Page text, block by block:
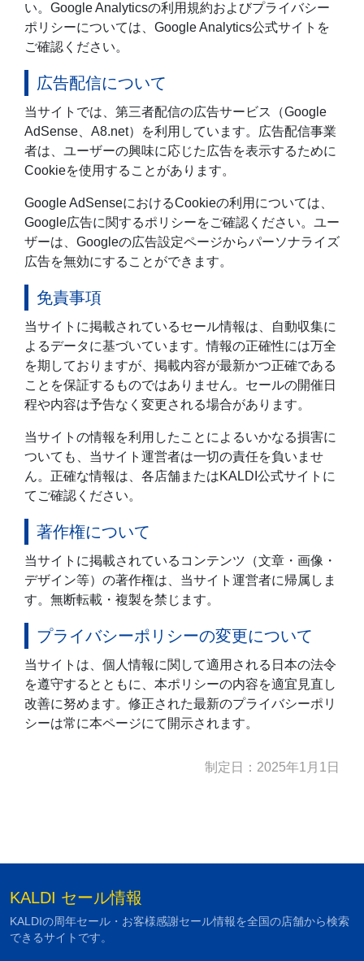
い。Google Analyticsの利用規約およびプライバシー
ポリシーについては、Google Analytics公式サイトを
ご確認ください。
広告配信について
当サイトでは、第三者配信の広告サービス（Google
AdSense、A8.net）を利用しています。広告配信事業
者は、ユーザーの興味に応じた広告を表示するために
Cookieを使用することがあります。
Google AdSenseにおけるCookieの利用については、
Google広告に関するポリシーをご確認ください。ユー
ザーは、Googleの広告設定ページからパーソナライズ
広告を無効にすることができます。
免責事項
当サイトに掲載されているセール情報は、自動収集に
よるデータに基づいています。情報の正確性には万全
を期しておりますが、掲載内容が最新かつ正確である
ことを保証するものではありません。セールの開催日
程や内容は予告なく変更される場合があります。
当サイトの情報を利用したことによるいかなる損害に
ついても、当サイト運営者は一切の責任を負いませ
ん。正確な情報は、各店舗またはKALDI公式サイトに
てご確認ください。
著作権について
当サイトに掲載されているコンテンツ（文章・画像・
デザイン等）の著作権は、当サイト運営者に帰属しま
す。無断転載・複製を禁じます。
プライバシーポリシーの変更について
当サイトは、個人情報に関して適用される日本の法令
を遵守するとともに、本ポリシーの内容を適宜見直し
改善に努めます。修正された最新のプライバシーポリ
シーは常に本ページにて開示されます。
制定日：2025年1月1日
KALDI セール情報
KALDIの周年セール・お客様感謝セール情報を全国の店舗から検索
できるサイトです。